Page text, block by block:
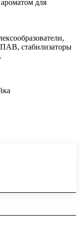
для
стабилизаторы